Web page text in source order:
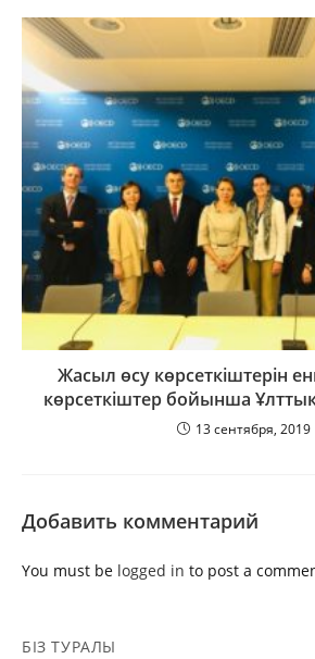
Жасыл өсу көрсеткіштерін
көрсеткіштер бойынша Ұлттық
13 сентября, 2019
Добавить комментарий
You must be logged in to post a
БІЗ ТУРАЛЫ